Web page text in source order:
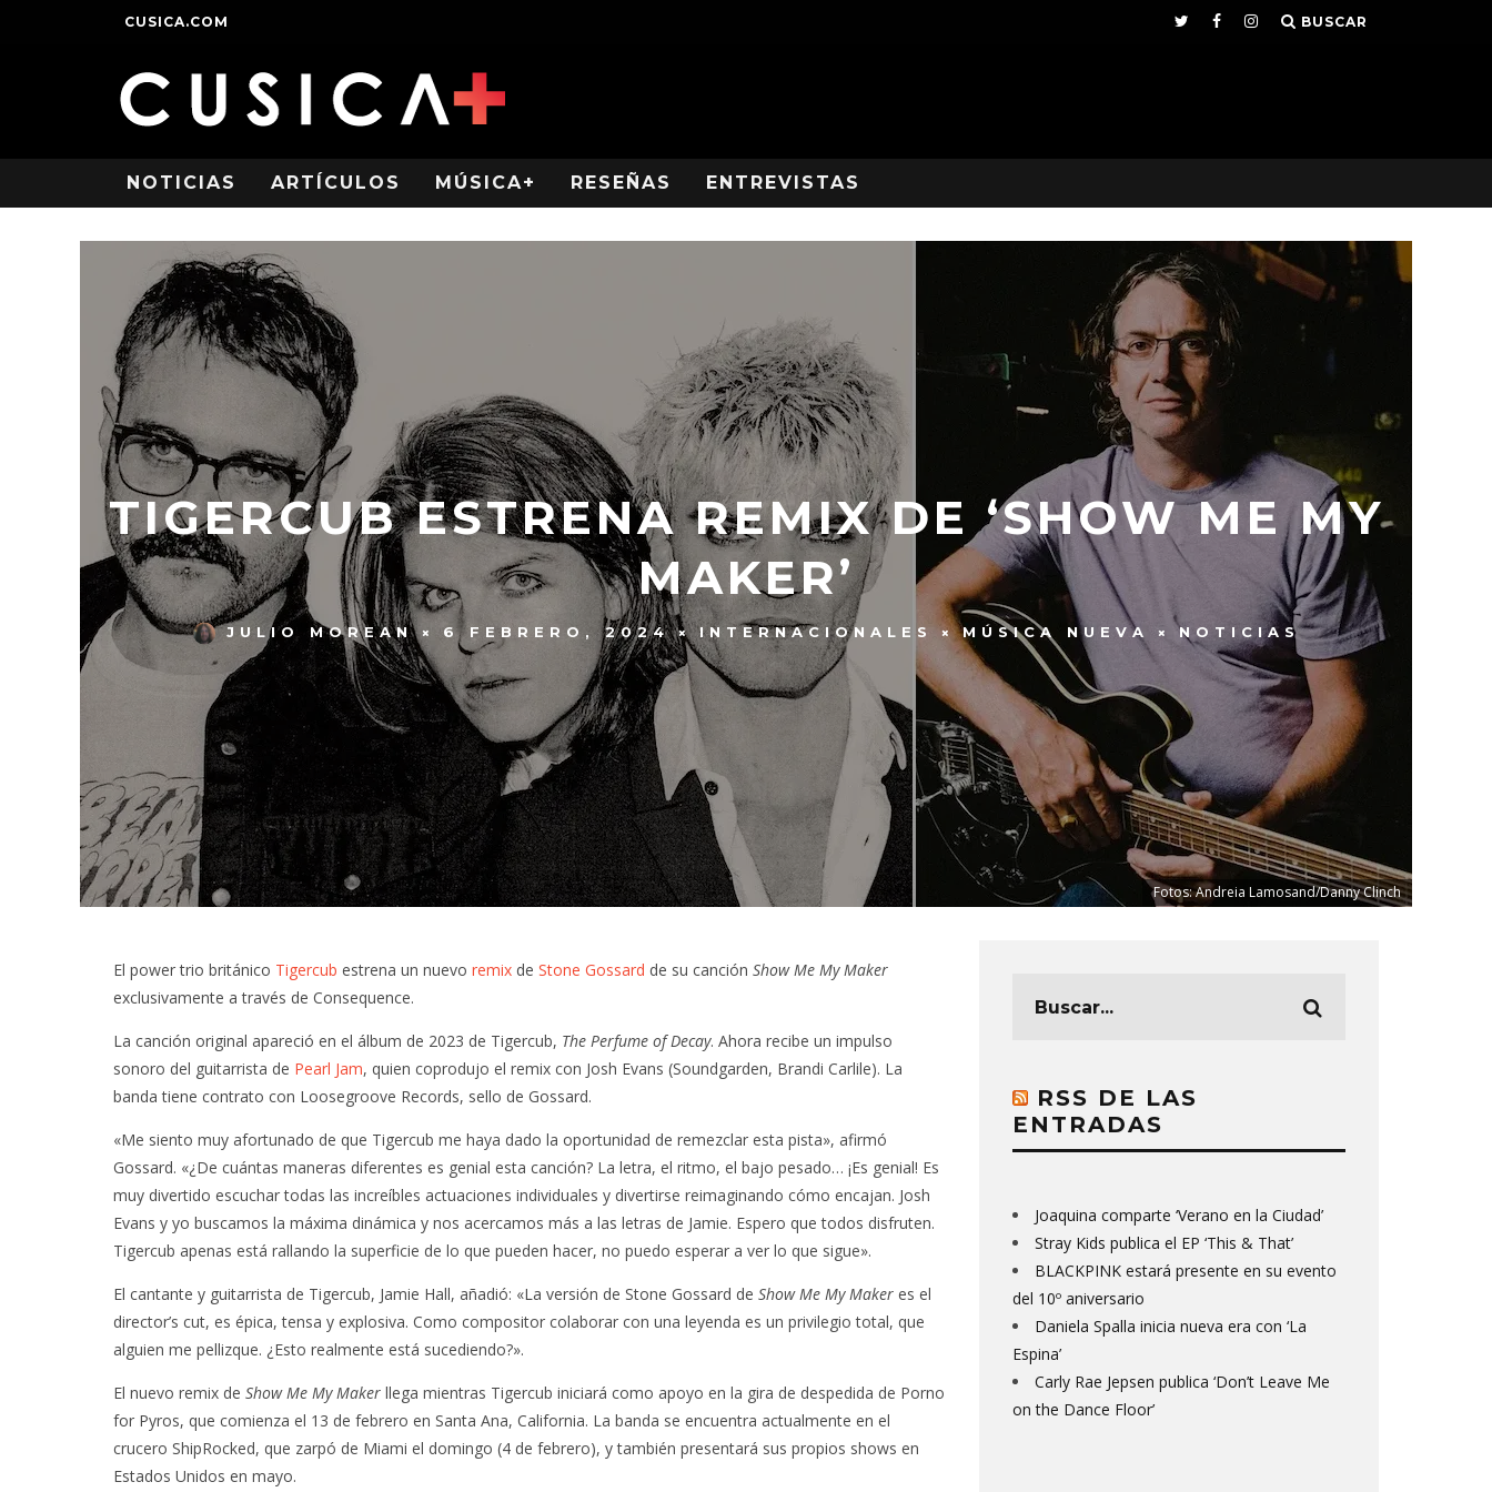
CUSICA.COM BUSCAR
NOTICIAS ARTÍCULOS MÚSICA+ RESEÑAS ENTREVISTAS
TIGERCUB ESTRENA REMIX DE ‘SHOW ME MY
MAKER’
JULIO MOREAN 6 FEBRERO, 2024 INTERNACIONALES MÚSICA NUEVA NOTICIAS
Fotos: Andreia Lamosand/Danny Clinch
El power trio británico Tigercub estrena un nuevo remix de Stone Gossard de su canción Show Me My Maker
exclusivamente a través de Consequence.
La canción original apareció en el álbum de 2023 de Tigercub, The Perfume of Decay. Ahora recibe un impulso
sonoro del guitarrista de Pearl Jam, quien coprodujo el remix con Josh Evans (Soundgarden, Brandi Carlile). La
banda tiene contrato con Loosegroove Records, sello de Gossard.
«Me siento muy afortunado de que Tigercub me haya dado la oportunidad de remezclar esta pista», afirmó
Gossard. «¿De cuántas maneras diferentes es genial esta canción? La letra, el ritmo, el bajo pesado… ¡Es genial! Es
muy divertido escuchar todas las increíbles actuaciones individuales y divertirse reimaginando cómo encajan. Josh
Evans y yo buscamos la máxima dinámica y nos acercamos más a las letras de Jamie. Espero que todos disfruten.
Tigercub apenas está rallando la superficie de lo que pueden hacer, no puedo esperar a ver lo que sigue».
El cantante y guitarrista de Tigercub, Jamie Hall, añadió: «La versión de Stone Gossard de Show Me My Maker es el
director’s cut, es épica, tensa y explosiva. Como compositor colaborar con una leyenda es un privilegio total, que
alguien me pellizque. ¿Esto realmente está sucediendo?».
El nuevo remix de Show Me My Maker llega mientras Tigercub iniciará como apoyo en la gira de despedida de Porno
for Pyros, que comienza el 13 de febrero en Santa Ana, California. La banda se encuentra actualmente en el
crucero ShipRocked, que zarpó de Miami el domingo (4 de febrero), y también presentará sus propios shows en
Estados Unidos en mayo.
RSS DE LAS
ENTRADAS
Joaquina comparte ‘Verano en la Ciudad’
Stray Kids publica el EP ‘This & That’
BLACKPINK estará presente en su evento
del 10º aniversario
Daniela Spalla inicia nueva era con ‘La
Espina’
Carly Rae Jepsen publica ‘Don’t Leave Me
on the Dance Floor’